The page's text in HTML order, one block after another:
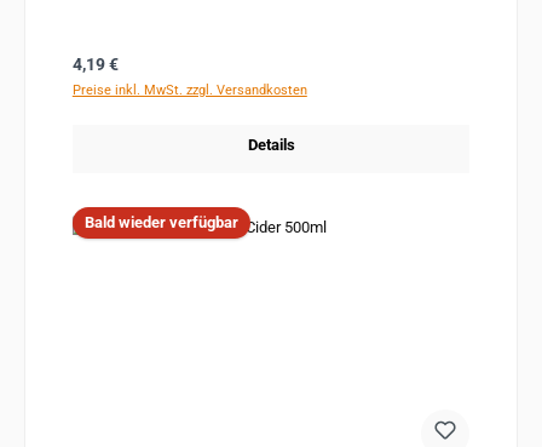
Regulärer Preis:
4,19 €
Preise inkl. MwSt. zzgl. Versandkosten
Details
Bald wieder verfügbar